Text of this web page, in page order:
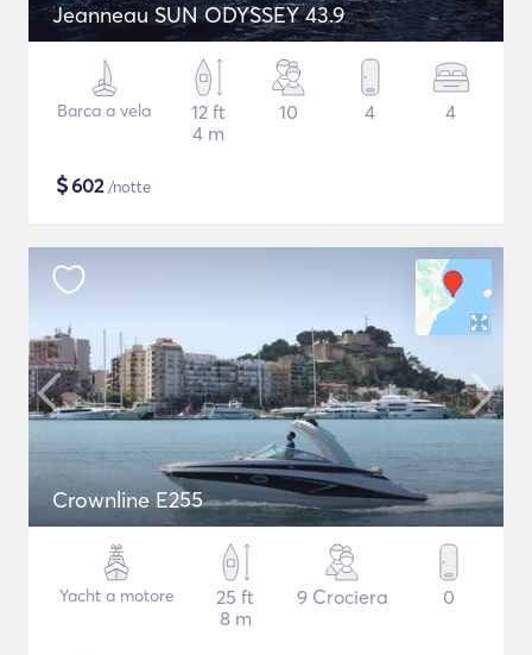
Jeanneau SUN ODYSSEY 43.9
Barca a vela
12 ft
4 m
10 4 4
$602/notte
Crownline E255
Yacht a motore
25 ft
8 m
9 Crociera 0